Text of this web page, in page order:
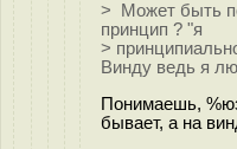
> Может быть
принцип ? "я
>
Винду ведь я
Понимаешь,
бывает, а на